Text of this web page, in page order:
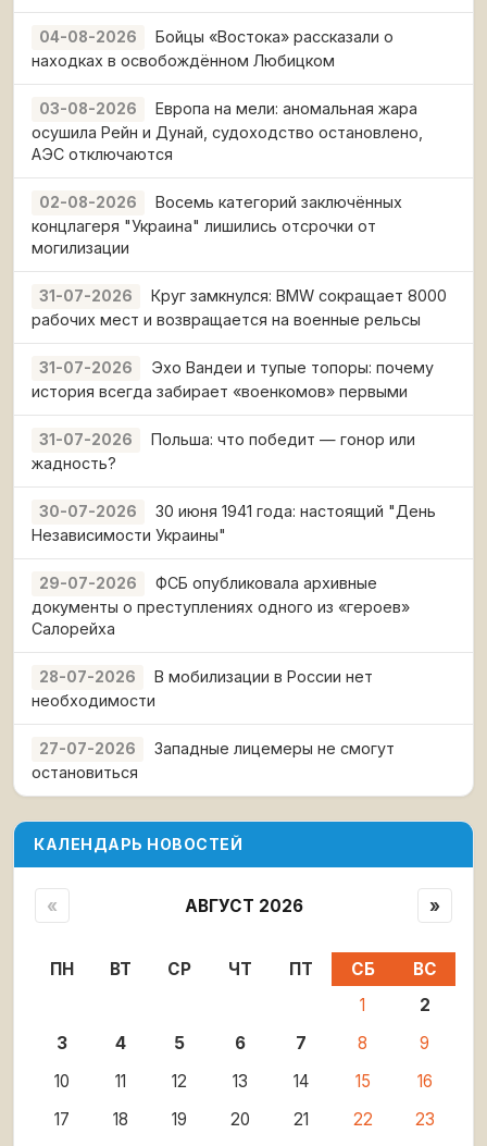
04-08-2026
Бойцы «Востока» рассказали о
находках в освобождённом Любицком
03-08-2026
Европа на мели: аномальная жара
осушила Рейн и Дунай, судоходство остановлено,
АЭС отключаются
02-08-2026
Восемь категорий заключённых
концлагеря "Украина" лишились отсрочки от
могилизации
31-07-2026
Круг замкнулся: BMW сокращает 8000
рабочих мест и возвращается на военные рельсы
31-07-2026
Эхо Вандеи и тупые топоры: почему
история всегда забирает «военкомов» первыми
31-07-2026
Польша: что победит — гонор или
жадность?
30-07-2026
30 июня 1941 года: настоящий "День
Независимости Украины"
29-07-2026
ФСБ опубликовала архивные
документы о преступлениях одного из «героев»
Салорейха
28-07-2026
В мобилизации в России нет
необходимости
27-07-2026
Западные лицемеры не смогут
остановиться
КАЛЕНДАРЬ НОВОСТЕЙ
« АВГУСТ 2026 »
ПН ВТ СР ЧТ ПТ СБ
ВС
1
2
3
4 5 6 7 8
9
10
11 12 13 14 15
16
17
18 19 20 21 22
23